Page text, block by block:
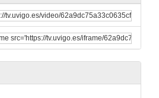
O Programa ten como obxectivo dotar ao estudantado de competencias que melloren a súa autonomía, formación académica e preparación laboral como cidadás activos. Docencia universitaria, obradoiros inclusivos, voluntariado e prácticas.